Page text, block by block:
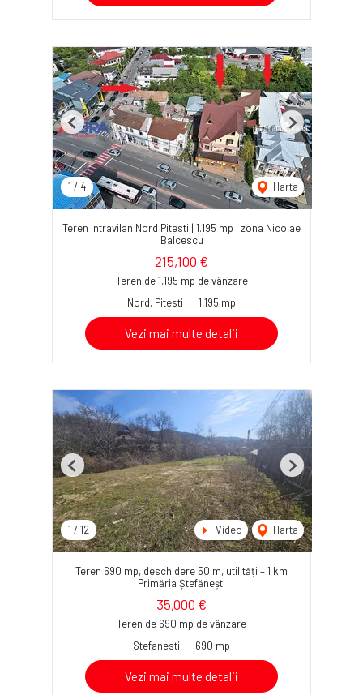
1 / 4 Harta
Previous Next
Teren intravilan Nord Pitesti | 1.195 mp | zona Nicolae
Balcescu
215,100 €
Teren de 1,195 mp de vânzare
Nord, Pitesti
1,195 mp
Vezi mai multe detalii
1 / 12 Video Harta
Previous Next
Teren 690 mp, deschidere 50 m, utilități – 1 km
Primăria Ștefănești
35,000 €
Teren de 690 mp de vânzare
Stefanesti
690 mp
Vezi mai multe detalii